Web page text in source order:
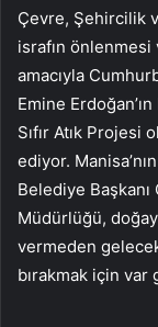
Çevre, Şehircilik
israfın önlenmesi
amacıyla
Emine
Sıfır Atık
ediyor.
Belediye
Müdürlüğü,
vermeden
bırakmak için var